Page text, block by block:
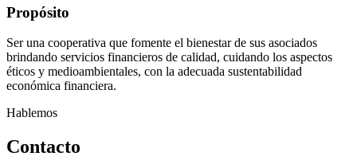
Propósito
Ser una cooperativa que fomente el bienestar de sus asociados
brindando servicios financieros de calidad, cuidando los aspectos
éticos y medioambientales, con la adecuada sustentabilidad
económica financiera.
Hablemos
Contacto